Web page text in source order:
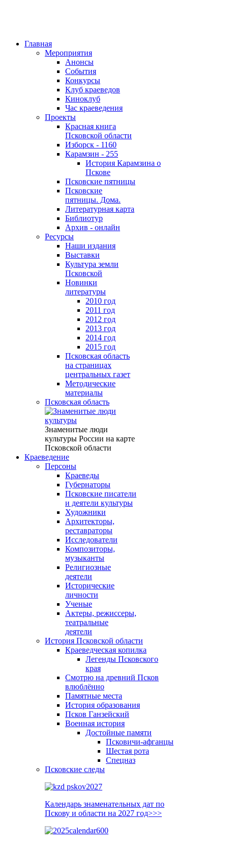
Главная
Мероприятия
Анонсы
События
Конкурсы
Клуб краеведов
Киноклуб
Час краеведения
Проекты
Красная книга
Псковской области
Изборск - 1160
Карамзин - 255
История Карамзина о
Пскове
Псковские пятницы
Псковские
пятницы. Дома.
Литературная карта
Библиотур
Архив - онлайн
Ресурсы
Наши издания
Выставки
Культура земли
Псковской
Новинки
литературы
2010 год
2011 год
2012 год
2013 год
2014 год
2015 год
Псковская область
на страницах
центральных газет
Методические
материалы
Псковская область
Знаменитые люди
культуры России на карте
Псковской области
Краеведение
Персоны
Краеведы
Губернаторы
Псковские писатели
и деятели культуры
Художники
Архитекторы,
реставраторы
Исследователи
Композиторы,
музыканты
Религиозные
деятели
Исторические
личности
Ученые
Актеры, режиссеры,
театральные
деятели
История Псковской области
Краеведческая копилка
Легенды Псковского
края
Смотрю на древний Псков
влюблённо
Памятные места
История образования
Псков Ганзейский
Военная история
Достойные памяти
Псковичи-афганцы
Шестая рота
Спецназ
Псковские следы
Календарь знаменательных дат по
Пскову и области на 2027 год>>>